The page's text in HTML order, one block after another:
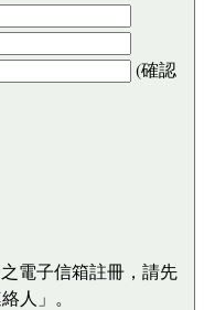
(確認
之電子信箱註冊，請先
人」。